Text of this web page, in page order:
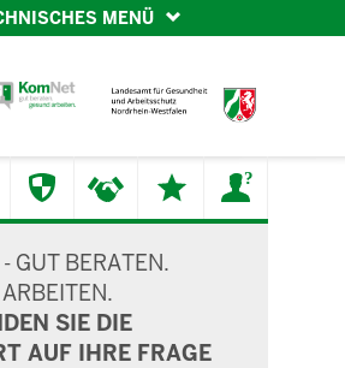
MENÜ
GUT BERATEN.
SIE DIE
AUF IHRE FRAGE